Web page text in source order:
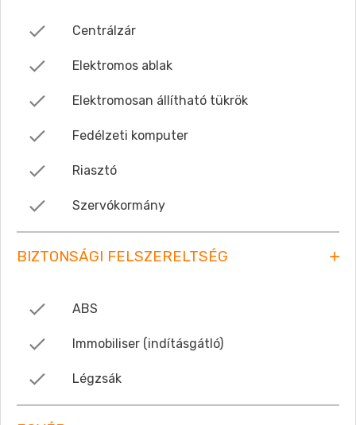
Centrálzár
Elektromos ablak
Elektromosan állítható tükrök
Fedélzeti komputer
Riasztó
Szervókormány
BIZTONSÁGI FELSZERELTSÉG
ABS
Immobiliser (indításgátló)
Légzsák